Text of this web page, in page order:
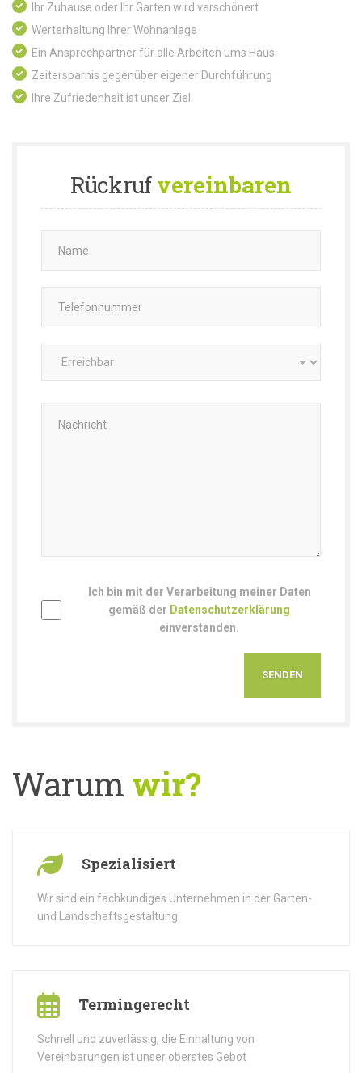
Ihr Zuhause oder Ihr Garten wird verschönert
Werterhaltung Ihrer Wohnanlage
Ein Ansprechpartner für alle Arbeiten ums Haus
Zeitersparnis gegenüber eigener Durchführung
Ihre Zufriedenheit ist unser Ziel
Rückrufvereinbaren
Ich bin mit der Verarbeitung meiner Daten
gemäß der Datenschutzerklärung
einverstanden.
Warum wir?
Spezialisiert
Wir sind ein fachkundiges Unternehmen in der Garten-
und Landschaftsgestaltung
Termingerecht
Schnell und zuverlässig, die Einhaltung von
Vereinbarungen ist unser oberstes Gebot